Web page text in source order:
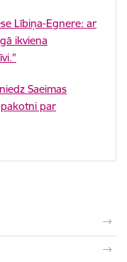
Lībiņa-Egnere: ar
ikviena
Saeimas
par